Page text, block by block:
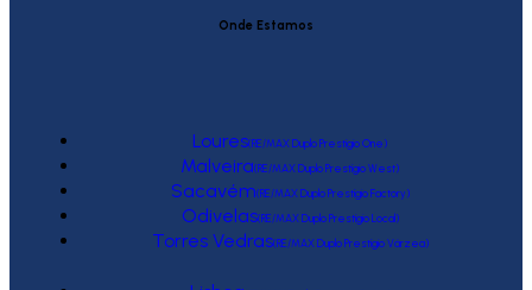
Onde Estamos
Loures(RE/MAX Duplo Prestígio One)
Malveira(RE/MAX Duplo Prestígio West)
Sacavém(RE/MAX Duplo Prestígio Factory)
Odivelas(RE/MAX Duplo Prestígio Local)
Torres Vedras(RE/MAX Duplo Prestígio Várzea)